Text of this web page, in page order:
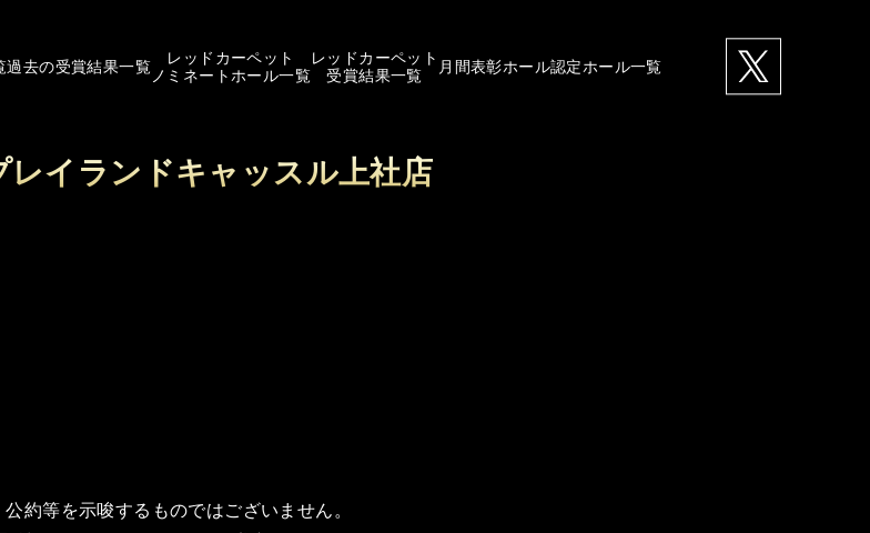
過去の受賞結果一覧
レッドカーペット
ノミネートホール一覧
レッドカーペット
受賞結果一覧
月間表彰ホール認定ホール一覧
レイランドキャッスル上社店
約等を示唆するものではございません。